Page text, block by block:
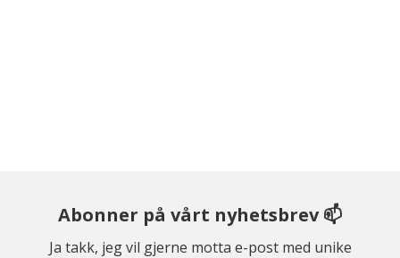
Abonner på vårt nyhetsbrev 📫
Ja takk, jeg vil gjerne motta e-post med unike